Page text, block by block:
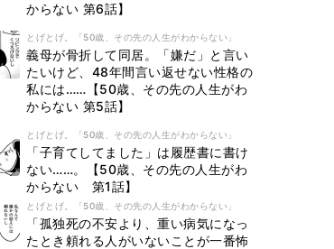
からない 第6話】
とげとげ。「50歳、その先の人生がわからない」
義母が骨折して同居。「嫌だ」と言い
たいけど、48年間言い返せない性格の
私には……【50歳、その先の人生がわ
からない 第5話】
とげとげ。「50歳、その先の人生がわからない」
「子育てしてました」は履歴書に書け
ない……。【50歳、その先の人生がわ
からない 第1話】
とげとげ。「50歳、その先の人生がわからない」
「孤独死の不安より、重い病気になっ
たとき頼れる人がいないことが一番怖